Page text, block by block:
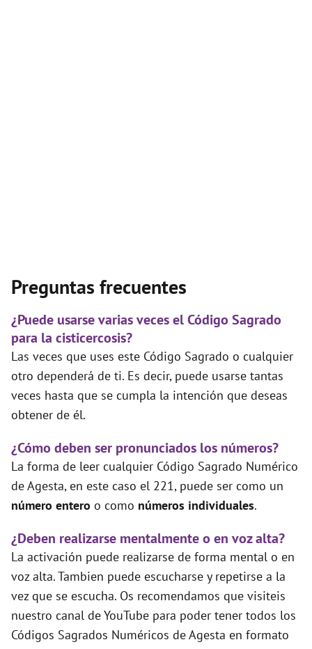
Preguntas frecuentes
¿Puede usarse varias veces el Código Sagrado
para la cisticercosis?
Las veces que uses este Código Sagrado o cualquier
otro dependerá de ti. Es decir, puede usarse tantas
veces hasta que se cumpla la intención que deseas
obtener de él.
¿Cómo deben ser pronunciados los números?
La forma de leer cualquier Código Sagrado Numérico
de Agesta, en este caso el 221, puede ser como un
número entero o como números individuales.
¿Deben realizarse mentalmente o en voz alta?
La activación puede realizarse de forma mental o en
voz alta. Tambien puede escucharse y repetirse a la
vez que se escucha. Os recomendamos que visiteis
nuestro canal de YouTube para poder tener todos los
Códigos Sagrados Numéricos de Agesta en formato